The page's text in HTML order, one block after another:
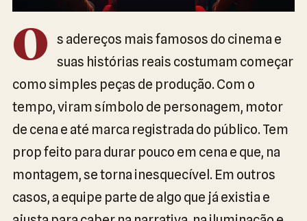
O
s adereços mais famosos do cinema e
suas histórias reais costumam começar
como simples peças de produção. Com o
tempo, viram símbolo de personagem, motor
de cena e até marca registrada do público. Tem
prop feito para durar pouco em cena e que, na
montagem, se torna inesquecível. Em outros
casos, a equipe parte de algo que já existia e